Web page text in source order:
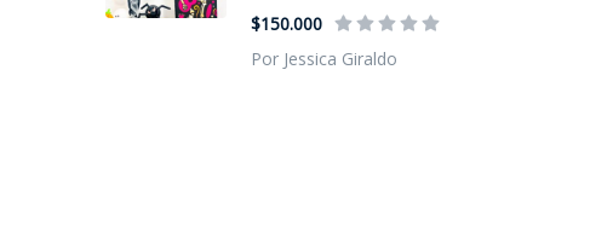
$150.000
Por Jessica Giraldo